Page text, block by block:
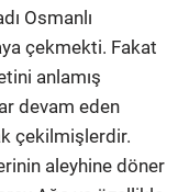
Osmanlı
çekmekti. Fakat
anlamış
devam eden
çekilmişlerdir.
aleyhine döner